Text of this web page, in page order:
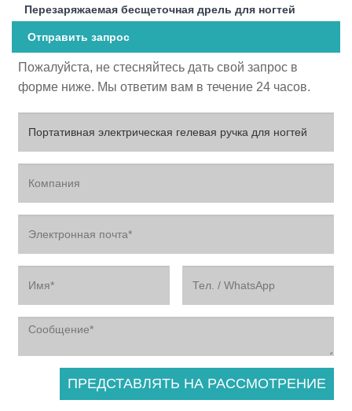
Перезаряжаемая бесщеточная дрель для ногтей
Отправить запрос
Пожалуйста, не стесняйтесь дать свой запрос в
форме ниже. Мы ответим вам в течение 24 часов.